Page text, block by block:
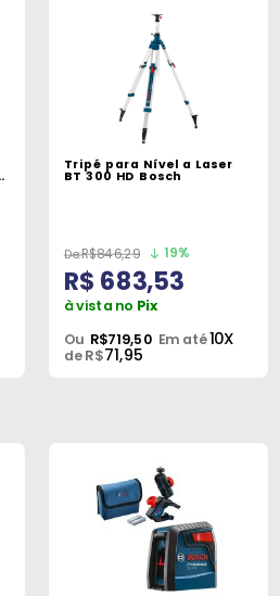
Tripé para Nível a Laser
BT 300 HD Bosch
R$846,29 19%
R$ 683,53
à vista no Pix
Ou R$719,50 Em até10X
de R$71,95